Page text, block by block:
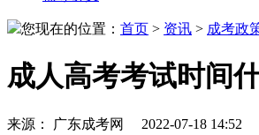
您现在的位置： 首页 > 资讯 > 成考政
成人高考考试时间
来源： 广东成考网 2022-07-18 14:52